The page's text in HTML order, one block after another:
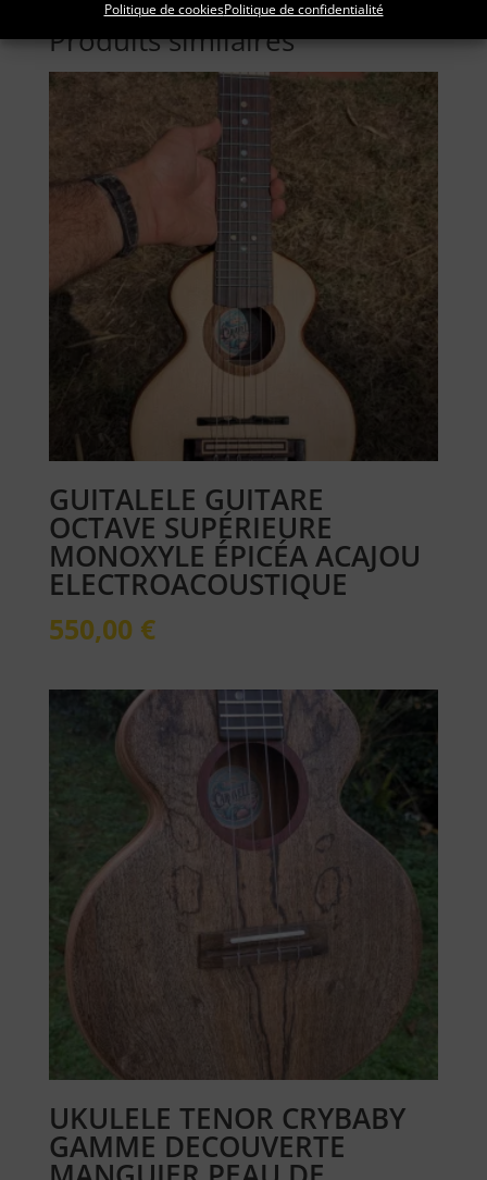
Politique de cookiesPolitique de confidentialité
Produits similaires
GUITALELE GUITARE
OCTAVE SUPÉRIEURE
MONOXYLE ÉPICÉA ACAJOU
ELECTROACOUSTIQUE
550,00 €
UKULELE TENOR CRYBABY
GAMME DECOUVERTE